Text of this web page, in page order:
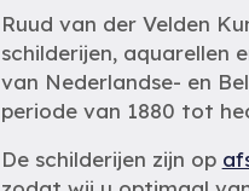
Ruud van der Velden
schilderijen, aquarellen
van Nederlandse- en
periode van 1880 tot
De schilderijen zijn op